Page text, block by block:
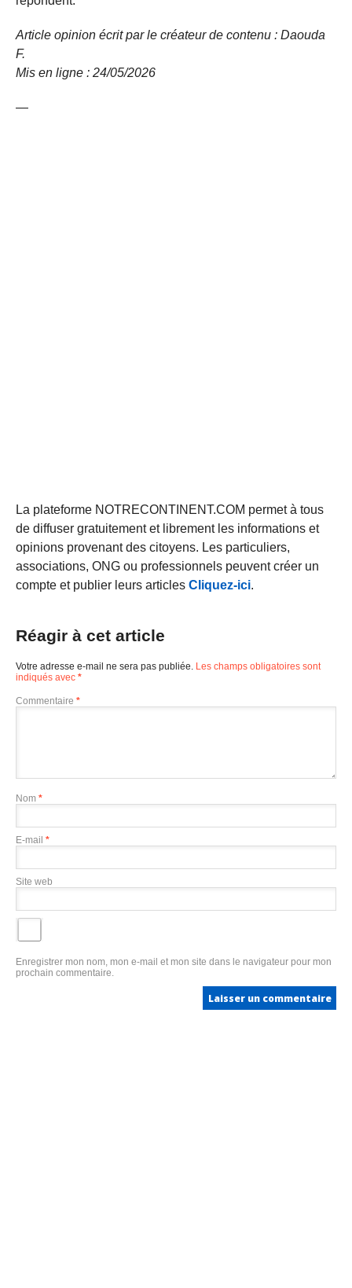
Article opinion écrit par le créateur de contenu : Daouda
F.
Mis en ligne : 24/05/2026
—
La plateforme NOTRECONTINENT.COM permet à tous
de diffuser gratuitement et librement les informations et
opinions provenant des citoyens. Les particuliers,
associations, ONG ou professionnels peuvent créer un
compte et publier leurs articles Cliquez-ici.
Réagir à cet article
Votre adresse e-mail ne sera pas publiée. Les champs obligatoires sont
indiqués avec *
Commentaire *
Nom *
E-mail *
Site web
Enregistrer mon nom, mon e-mail et mon site dans le navigateur pour mon
prochain commentaire.